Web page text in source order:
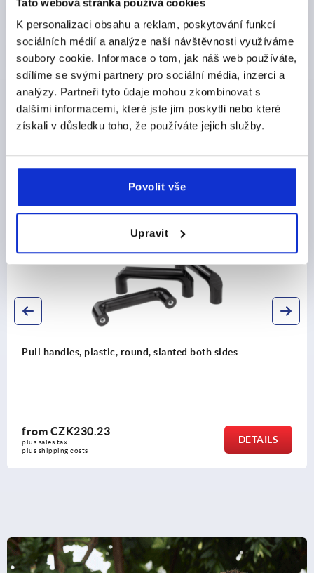
K personalizaci obsahu a reklam, poskytování funkcí
sociálních médií a analýze naší návštěvnosti využíváme
soubory cookie. Informace o tom, jak náš web používáte,
sdílíme se svými partnery pro sociální média, inzerci a
analýzy. Partneři tyto údaje mohou zkombinovat s
dalšími informacemi, které jste jim poskytli nebo které
získali v důsledku toho, že používáte jejich služby.
Povolit vše
Upravit
CAD
DOWNLOADS
Discover our product range
Pull handles, plastic, round, slanted both sides
from CZK230.23
plus sales tax
plus shipping costs
DETAILS